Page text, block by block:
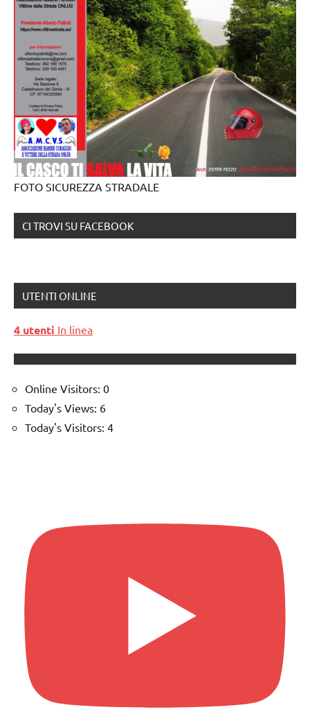
FOTO SICUREZZA STRADALE
CI TROVI SU FACEBOOK
UTENTI ONLINE
4 utenti In linea
Online Visitors: 0
Today's Views: 6
Today's Visitors: 4